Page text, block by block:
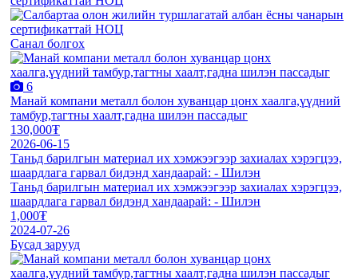
Санал болгох
6
Манай компани металл болон хуванцар цонх хаалга,үүдний
тамбур,тагтны хаалт,гадна шилэн пассадыг
130,000₮
2026-06-15
Таньд барилгын материал их хэмжээгээр захиалах хэрэгцээ,
шаардлага гарвал бидэнд хандаарай: - Шилэн
Таньд барилгын материал их хэмжээгээр захиалах хэрэгцээ,
шаардлага гарвал бидэнд хандаарай: - Шилэн
1,000₮
2024-07-26
Бусад зарууд